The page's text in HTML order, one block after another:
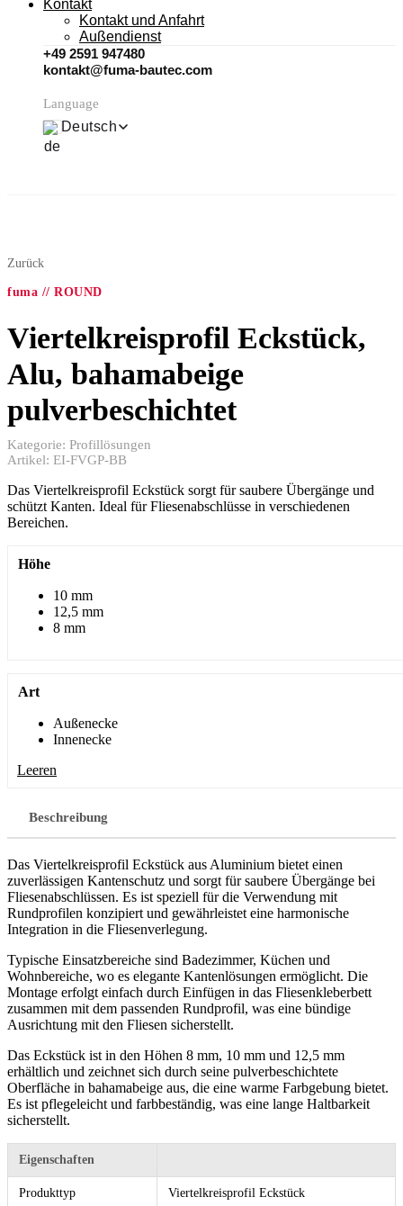
Kontakt
Kontakt und Anfahrt
Außendienst
+49 2591 947480
kontakt@fuma-bautec.com
Language
Deutsch
Zurück
fuma // ROUND
Viertelkreisprofil Eckstück,
Alu, bahamabeige
pulverbeschichtet
Kategorie: Profillösungen
Artikel: EI-FVGP-BB
Das Viertelkreisprofil Eckstück sorgt für saubere Übergänge und
schützt Kanten. Ideal für Fliesenabschlüsse in verschiedenen
Bereichen.
Höhe
10 mm
12,5 mm
8 mm
Art
Außenecke
Innenecke
Leeren
Beschreibung
Das Viertelkreisprofil Eckstück aus Aluminium bietet einen
zuverlässigen Kantenschutz und sorgt für saubere Übergänge bei
Fliesenabschlüssen. Es ist speziell für die Verwendung mit
Rundprofilen konzipiert und gewährleistet eine harmonische
Integration in die Fliesenverlegung.
Typische Einsatzbereiche sind Badezimmer, Küchen und
Wohnbereiche, wo es elegante Kantenlösungen ermöglicht. Die
Montage erfolgt einfach durch Einfügen in das Fliesenkleberbett
zusammen mit dem passenden Rundprofil, was eine bündige
Ausrichtung mit den Fliesen sicherstellt.
Das Eckstück ist in den Höhen 8 mm, 10 mm und 12,5 mm
erhältlich und zeichnet sich durch seine pulverbeschichtete
Oberfläche in bahamabeige aus, die eine warme Farbgebung bietet.
Es ist pflegeleicht und farbbeständig, was eine lange Haltbarkeit
sicherstellt.
Eigenschaften
Produkttyp Viertelkreisprofil Eckstück